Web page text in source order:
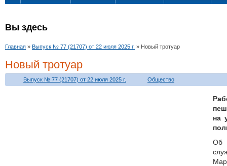
Вы здесь
Главная » Выпуск № 77 (21707) от 22 июля 2025 г. » Новый тротуар
Новый тротуар
Выпуск № 77 (21707) от 22 июля 2025 г. Общество
на
Об